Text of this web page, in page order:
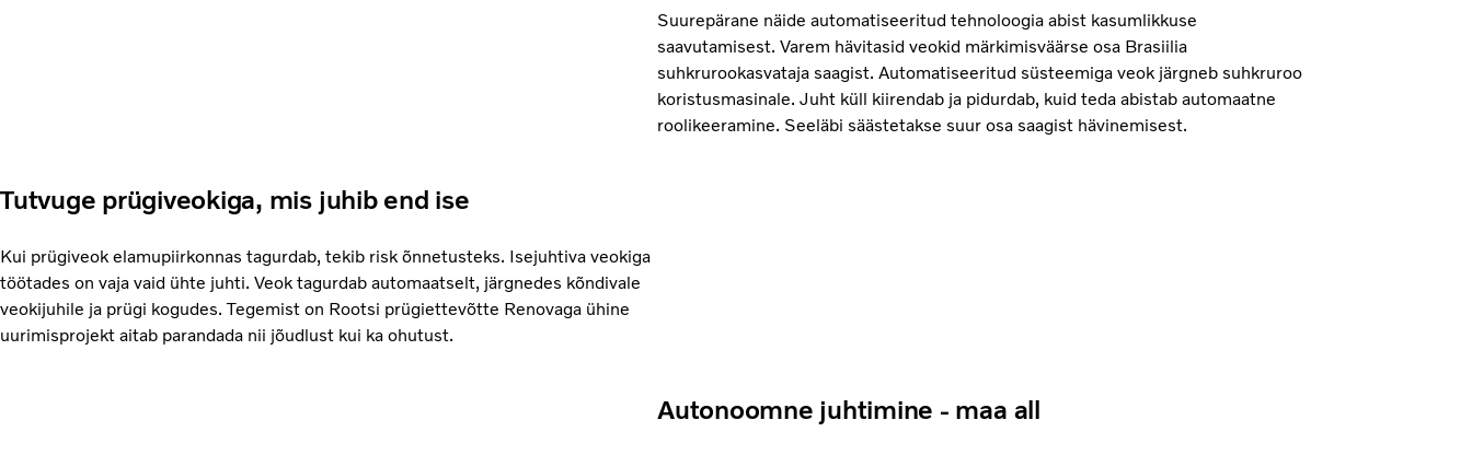
Suurepärane näide automatiseeritud tehnoloogia abist kasumlikkuse
saavutamisest. Varem hävitasid veokid märkimisväärse osa Brasiilia
suhkrurookasvataja saagist. Automatiseeritud süsteemiga veok järgneb suhkruroo
koristusmasinale. Juht küll kiirendab ja pidurdab, kuid teda abistab automaatne
roolikeeramine. Seeläbi säästetakse suur osa saagist hävinemisest.
Tutvuge prügiveokiga, mis juhib end ise
Kui prügiveok elamupiirkonnas tagurdab, tekib risk õnnetusteks. Isejuhtiva veokiga
töötades on vaja vaid ühte juhti. Veok tagurdab automaatselt, järgnedes kõndivale
veokijuhile ja prügi kogudes. Tegemist on Rootsi prügiettevõtte Renovaga ühine
uurimisprojekt aitab parandada nii jõudlust kui ka ohutust.
Autonoomne juhtimine - maa all